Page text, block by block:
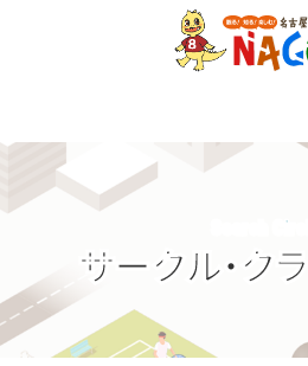
サークル・ク
Search Circle